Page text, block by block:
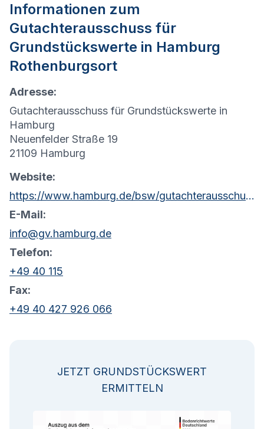
Informationen zum
Gutachterausschuss für
Grundstückswerte in Hamburg
Rothenburgsort
Adresse:
Gutachterausschuss für Grundstückswerte in
Hamburg
Neuenfelder Straße 19
21109 Hamburg
Website:
https://www.hamburg.de/bsw/gutachterausschuss
E-Mail:
info@gv.hamburg.de
Telefon:
+49 40 115
Fax:
+49 40 427 926 066
JETZT GRUNDSTÜCKSWERT
ERMITTELN